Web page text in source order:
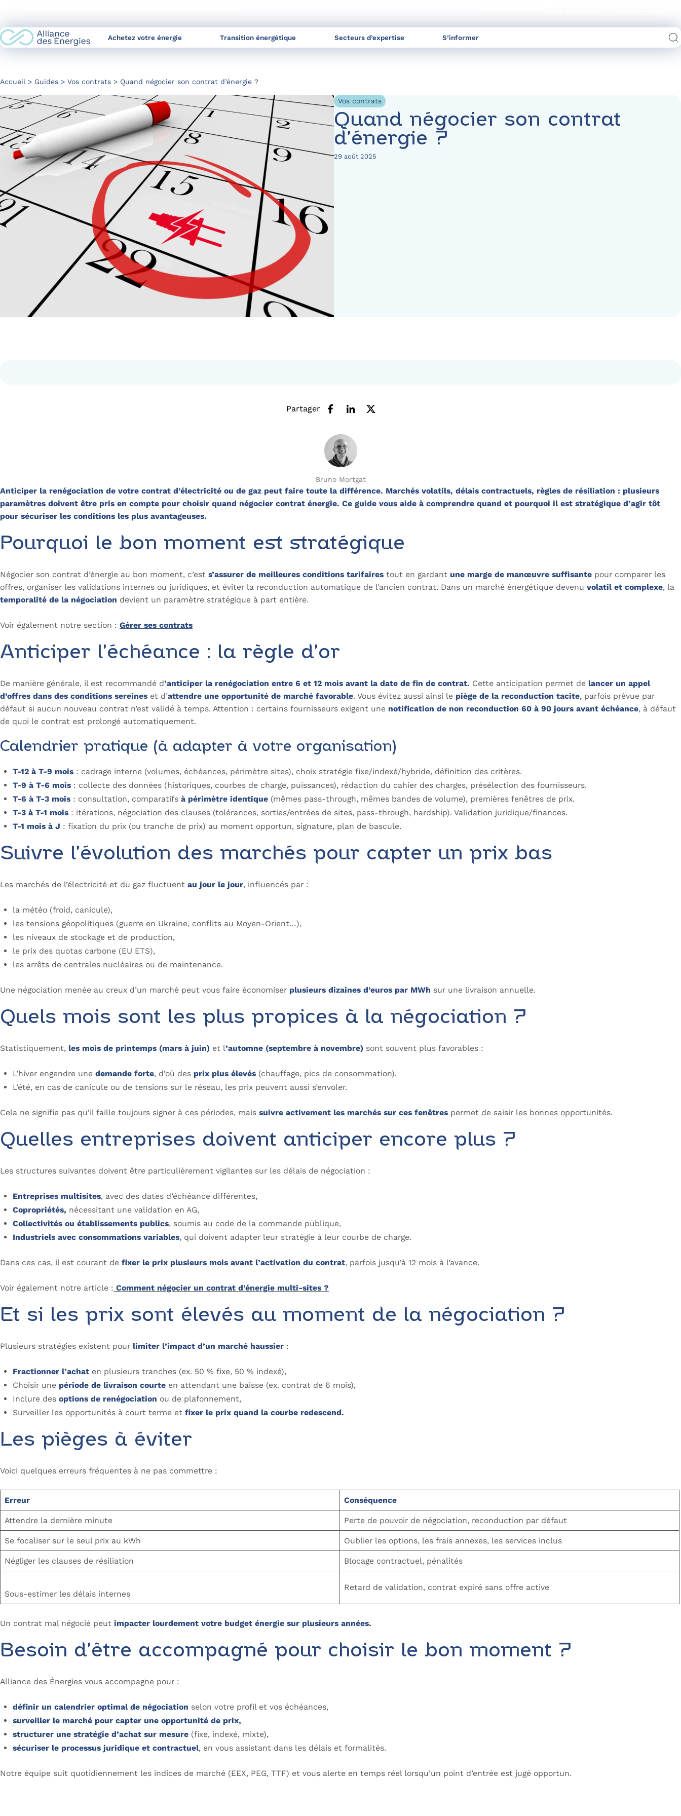
Content
Achetez votre énergie Transition énergétique Secteurs d’expertise S’informer
Accueil Guides Vos contrats Quand négocier son contrat d’énergie ?
Vos contrats
Quand négocier son contrat
d’énergie ?
29 août 2025
Partager
Bruno Mortgat
Anticiper la renégociation de votre contrat d’électricité ou de gaz peut faire toute la différence. Marchés volatils, délais contractuels, règles de résiliation : plusieurs
paramètres doivent être pris en compte pour choisir quand négocier contrat énergie. Ce guide vous aide à comprendre quand et pourquoi il est stratégique d’agir tôt
pour sécuriser les conditions les plus avantageuses.
Pourquoi le bon moment est stratégique
Négocier son contrat d’énergie au bon moment, c’est s’assurer de meilleures conditions tarifaires tout en gardant une marge de manœuvre suffisante pour comparer les
offres, organiser les validations internes ou juridiques, et éviter la reconduction automatique de l’ancien contrat. Dans un marché énergétique devenu volatil et complexe, la
temporalité de la négociation devient un paramètre stratégique à part entière.
Voir également notre section : Gérer ses contrats
Anticiper l’échéance : la règle d’or
De manière générale, il est recommandé d’anticiper la renégociation entre 6 et 12 mois avant la date de fin de contrat. Cette anticipation permet de lancer un appel
d’offres dans des conditions sereines et d’attendre une opportunité de marché favorable. Vous évitez aussi ainsi le piège de la reconduction tacite, parfois prévue par
défaut si aucun nouveau contrat n’est validé à temps. Attention : certains fournisseurs exigent une notification de non reconduction 60 à 90 jours avant échéance, à défaut
de quoi le contrat est prolongé automatiquement.
Calendrier pratique (à adapter à votre organisation)
T-12 à T-9 mois : cadrage interne (volumes, échéances, périmètre sites), choix stratégie fixe/indexé/hybride, définition des critères.
T-9 à T-6 mois : collecte des données (historiques, courbes de charge, puissances), rédaction du cahier des charges, présélection des fournisseurs.
T-6 à T-3 mois : consultation, comparatifs à périmètre identique (mêmes pass-through, mêmes bandes de volume), premières fenêtres de prix.
T-3 à T-1 mois : itérations, négociation des clauses (tolérances, sorties/entrées de sites, pass-through, hardship). Validation juridique/finances.
T-1 mois à J : fixation du prix (ou tranche de prix) au moment opportun, signature, plan de bascule.
Suivre l’évolution des marchés pour capter un prix bas
Les marchés de l’électricité et du gaz fluctuent au jour le jour, influencés par :
la météo (froid, canicule),
les tensions géopolitiques (guerre en Ukraine, conflits au Moyen-Orient…),
les niveaux de stockage et de production,
le prix des quotas carbone (EU ETS),
les arrêts de centrales nucléaires ou de maintenance.
Une négociation menée au creux d’un marché peut vous faire économiser plusieurs dizaines d’euros par MWh sur une livraison annuelle.
Quels mois sont les plus propices à la négociation ?
Statistiquement, les mois de printemps (mars à juin) et l’automne (septembre à novembre) sont souvent plus favorables :
L’hiver engendre une demande forte, d’où des prix plus élevés (chauffage, pics de consommation).
L’été, en cas de canicule ou de tensions sur le réseau, les prix peuvent aussi s’envoler.
Cela ne signifie pas qu’il faille toujours signer à ces périodes, mais suivre activement les marchés sur ces fenêtres permet de saisir les bonnes opportunités.
Quelles entreprises doivent anticiper encore plus ?
Les structures suivantes doivent être particulièrement vigilantes sur les délais de négociation :
Entreprises multisites, avec des dates d’échéance différentes,
Copropriétés, nécessitant une validation en AG,
Collectivités ou établissements publics, soumis au code de la commande publique,
Industriels avec consommations variables, qui doivent adapter leur stratégie à leur courbe de charge.
Dans ces cas, il est courant de fixer le prix plusieurs mois avant l’activation du contrat, parfois jusqu’à 12 mois à l’avance.
Voir également notre article : Comment négocier un contrat d’énergie multi-sites ?
Et si les prix sont élevés au moment de la négociation ?
Plusieurs stratégies existent pour limiter l’impact d’un marché haussier :
Fractionner l’achat en plusieurs tranches (ex. 50 % fixe, 50 % indexé),
Choisir une période de livraison courte en attendant une baisse (ex. contrat de 6 mois),
Inclure des options de renégociation ou de plafonnement,
Surveiller les opportunités à court terme et fixer le prix quand la courbe redescend.
Les pièges à éviter
Voici quelques erreurs fréquentes à ne pas commettre :
Erreur Conséquence
Attendre la dernière minute Perte de pouvoir de négociation, reconduction par défaut
Se focaliser sur le seul prix au kWh Oublier les options, les frais annexes, les services inclus
Négliger les clauses de résiliation Blocage contractuel, pénalités
Sous-estimer les délais internes
Retard de validation, contrat expiré sans offre active
Un contrat mal négocié peut impacter lourdement votre budget énergie sur plusieurs années.
Besoin d’être accompagné pour choisir le bon moment ?
Alliance des Énergies vous accompagne pour :
définir un calendrier optimal de négociation selon votre profil et vos échéances,
surveiller le marché pour capter une opportunité de prix,
structurer une stratégie d’achat sur mesure (fixe, indexé, mixte),
sécuriser le processus juridique et contractuel, en vous assistant dans les délais et formalités.
Notre équipe suit quotidiennement les indices de marché (EEX, PEG, TTF) et vous alerte en temps réel lorsqu’un point d’entrée est jugé opportun.